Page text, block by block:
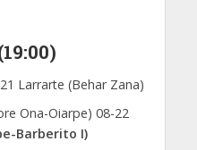
Larrarte (Behar Zana)
Ona-Oiarpe) 08-22
Barberito I)